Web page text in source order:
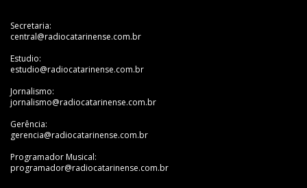
Secretaria:
central@radiocatarinense.com.br
Estudio:
estudio@radiocatarinense.com.br
Jornalismo:
jornalismo@radiocatarinense.com.br
Gerência:
gerencia@radiocatarinense.com.br
Programador Musical:
programador@radiocatarinense.com.br